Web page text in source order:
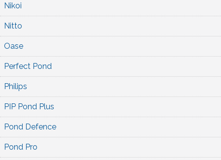
Nikoi
Nitto
Oase
Perfect Pond
Philips
PIP Pond Plus
Pond Defence
Pond Pro